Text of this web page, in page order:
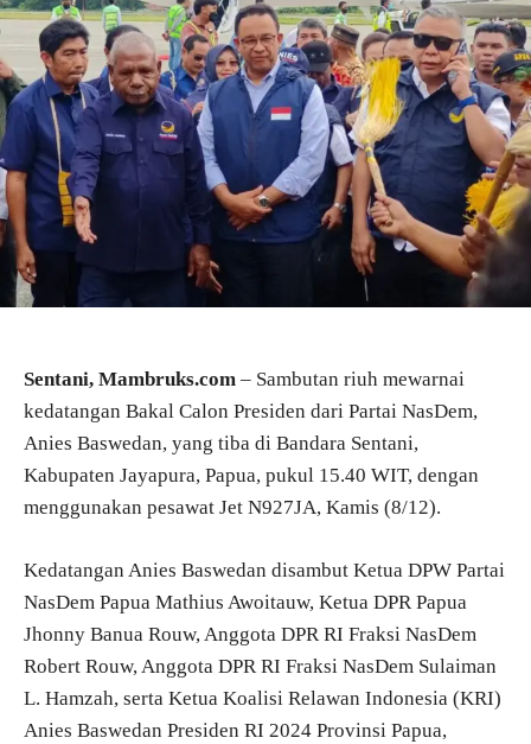
Sentani, Mambruks.com – Sambutan riuh mewarnai
kedatangan Bakal Calon Presiden dari Partai NasDem,
Anies Baswedan, yang tiba di Bandara Sentani,
Kabupaten Jayapura, Papua, pukul 15.40 WIT, dengan
menggunakan pesawat Jet N927JA, Kamis (8/12).
Kedatangan Anies Baswedan disambut Ketua DPW Partai
NasDem Papua Mathius Awoitauw, Ketua DPR Papua
Jhonny Banua Rouw, Anggota DPR RI Fraksi NasDem
Robert Rouw, Anggota DPR RI Fraksi NasDem Sulaiman
L. Hamzah, serta Ketua Koalisi Relawan Indonesia (KRI)
Anies Baswedan Presiden RI 2024 Provinsi Papua,